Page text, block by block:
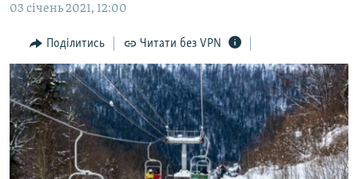
Перейти
пошуку
ПОГЛЯД
ІНТЕРВ'Ю
ВСЕ ЗА ДЕНЬ
СПЕЦПРОЕКТИ
ДЕПОРТАЦІЯ
ВІДЕОУРОКИ «ELIFBE»
ЯК ОБІЙТИ БЛОКУВАННЯ
Русский
03 січень 2021, 12:00
Поділитись Читати без VPN